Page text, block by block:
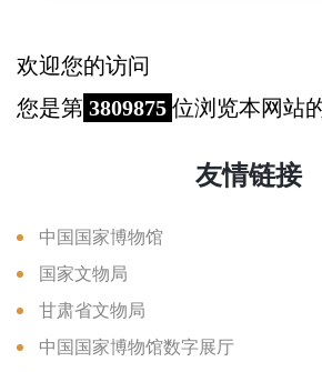
欢迎您的访问
您是第 3809875 位浏览本网站
友情链接
中国国家博物馆
国家文物局
甘肃省文物局
中国国家博物馆数字展厅